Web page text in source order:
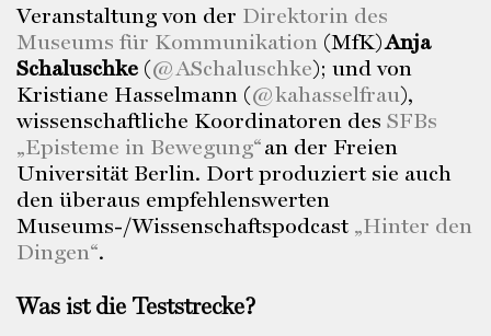
Veranstaltung von der Direktorin des
Museums für Kommunikation (MfK)Anja
Schaluschke (@ASchaluschke); und von
Kristiane Hasselmann (@kahasselfrau),
wissenschaftliche Koordinatoren des SFBs
„Episteme in Bewegung“an der Freien
Universität Berlin. Dort produziert sie auch
den überaus empfehlenswerten
Museums-/Wissenschaftspodcast „Hinter den
Dingen“.
Was ist die Teststrecke?